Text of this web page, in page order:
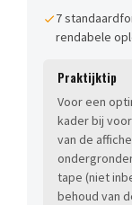
7
rendabele
Praktijktip
Voor een
kader bij
van de
tape (niet
behoud van